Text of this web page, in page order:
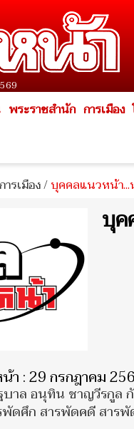
พระราชสำนัก การเมือง
รเมือง/บุคคลแนวหน้า
บุค
า : 29 กรกฎาคม
าล อนุทิน ชาญวีรกูล
พัดศึก สารพัดคดี สารพั